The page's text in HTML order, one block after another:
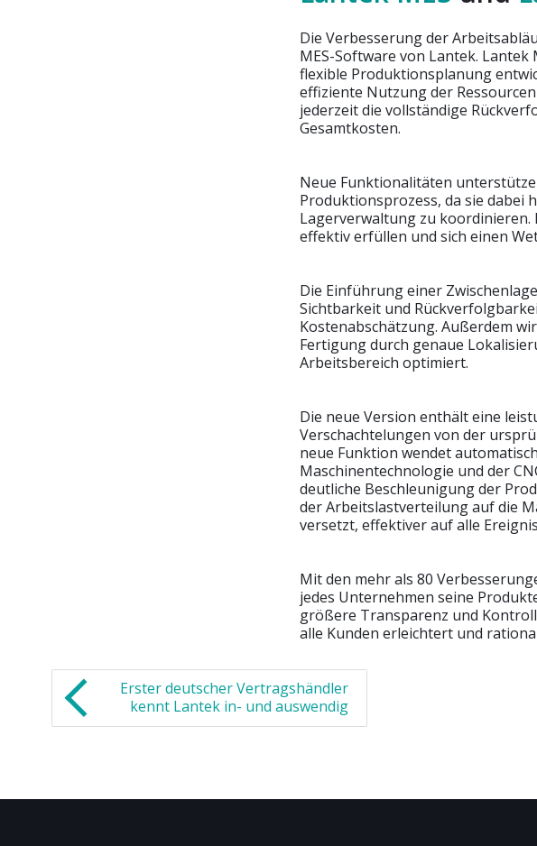
Die Verbesserung der
MES-Software von Lantek.
flexible Produktionsplanung
effiziente Nutzung der
jederzeit die vollständige
Gesamtkosten.
Neue Funktionalitäten
Produktionsprozess, da sie dabei
Lagerverwaltung zu
effektiv erfüllen und sich einen
Die Einführung einer
Sichtbarkeit und
Kostenabschätzung. Außerdem
Fertigung durch genaue
Arbeitsbereich optimiert.
Die neue Version enthält eine
Verschachtelungen von der
neue Funktion wendet
Maschinentechnologie und der
deutliche Beschleunigung der
der Arbeitslastverteilung auf die
versetzt, effektiver auf alle
Mit den mehr als 80
jedes Unternehmen seine
größere Transparenz und
alle Kunden erleichtert und
Erster deutscher Vertragshändler
kennt Lantek in- und auswendig